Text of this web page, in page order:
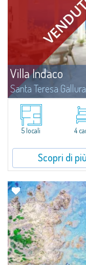
Villa Indaco
Santa Teresa Gallura
Situata in una posizione
residenza in corso di
outdoor curate,
5 locali
4
Scopri di più